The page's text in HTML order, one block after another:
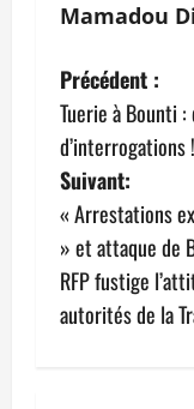
Mamadou
N
a
v
i
g
a
Précédent :
Tuerie à Bounti :
d’interrogations !
Suivant:
« Arrestations
» et attaque de
RFP fustige
autorités de la